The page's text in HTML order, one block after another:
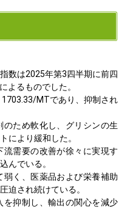
数は2025年第3四半期に前四
よるものでした。
1703.33/MTであり、抑制され
ため軟化し、グリシンの生
により緩和した。
需要の改善が徐々に実現す
んでいる。
く、医薬品および栄養補助
迫され続けている。
抑制し、輸出の関心を減少